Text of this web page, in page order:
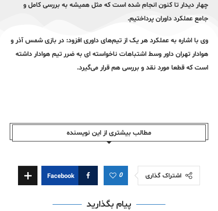
چهار دیدار تا کنون انجام شده است که مثل همیشه به بررسی کامل و
جامع عملکرد داوران پرداختیم.
وی با اشاره به عملکرد هر یک از تیم‌های داوری افزود: در بازی شمس آذر و
هوادار تهران داور وسط اشتباهات ناخواسته ای به ضرر تیم هوادار داشته
است که قطعا مورد نقد و بررسی هم قرار می‌گیرد.
مطالب بیشتری از این نویسندە
اشتراک گذاری 0
Facebook
پیام بگذارید